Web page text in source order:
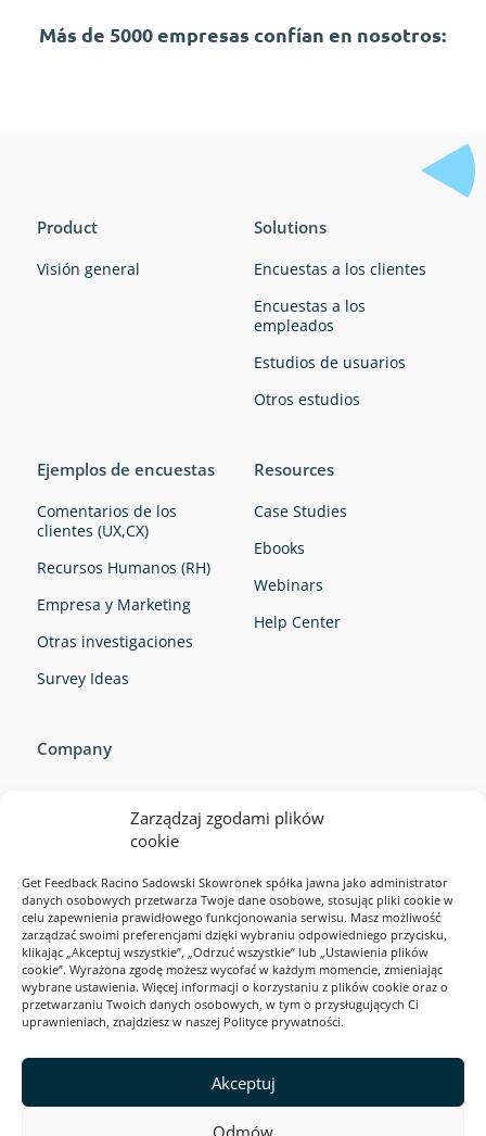
Zarządzaj zgodami plików
cookie
Get Feedback Racino Sadowski Skowronek spółka jawna jako administrator
danych osobowych przetwarza Twoje dane osobowe, stosując pliki cookie w
celu zapewnienia prawidłowego funkcjonowania serwisu. Masz możliwość
zarządzać swoimi preferencjami dzięki wybraniu odpowiedniego przycisku,
klikając „Akceptuj wszystkie”, „Odrzuć wszystkie” lub „Ustawienia plików
cookie”. Wyrażona zgodę możesz wycofać w każdym momencie, zmieniając
wybrane ustawienia. Więcej informacji o korzystaniu z plików cookie oraz o
przetwarzaniu Twoich danych osobowych, w tym o przysługujących Ci
uprawnieniach, znajdziesz w naszej Polityce prywatności.
Akceptuj
Odmów
Más de 5000 empresas confían en nosotros:
Product
Visión general
Solutions
Encuestas a los clientes
Encuestas a los
empleados
Estudios de usuarios
Otros estudios
Ejemplos de encuestas
Comentarios de los
clientes (UX,CX)
Recursos Humanos (RH)
Empresa y Marketing
Otras investigaciones
Survey Ideas
Resources
Case Studies
Ebooks
Webinars
Help Center
Company
Solutions
Ejemplos de encuestas
Resources
Company